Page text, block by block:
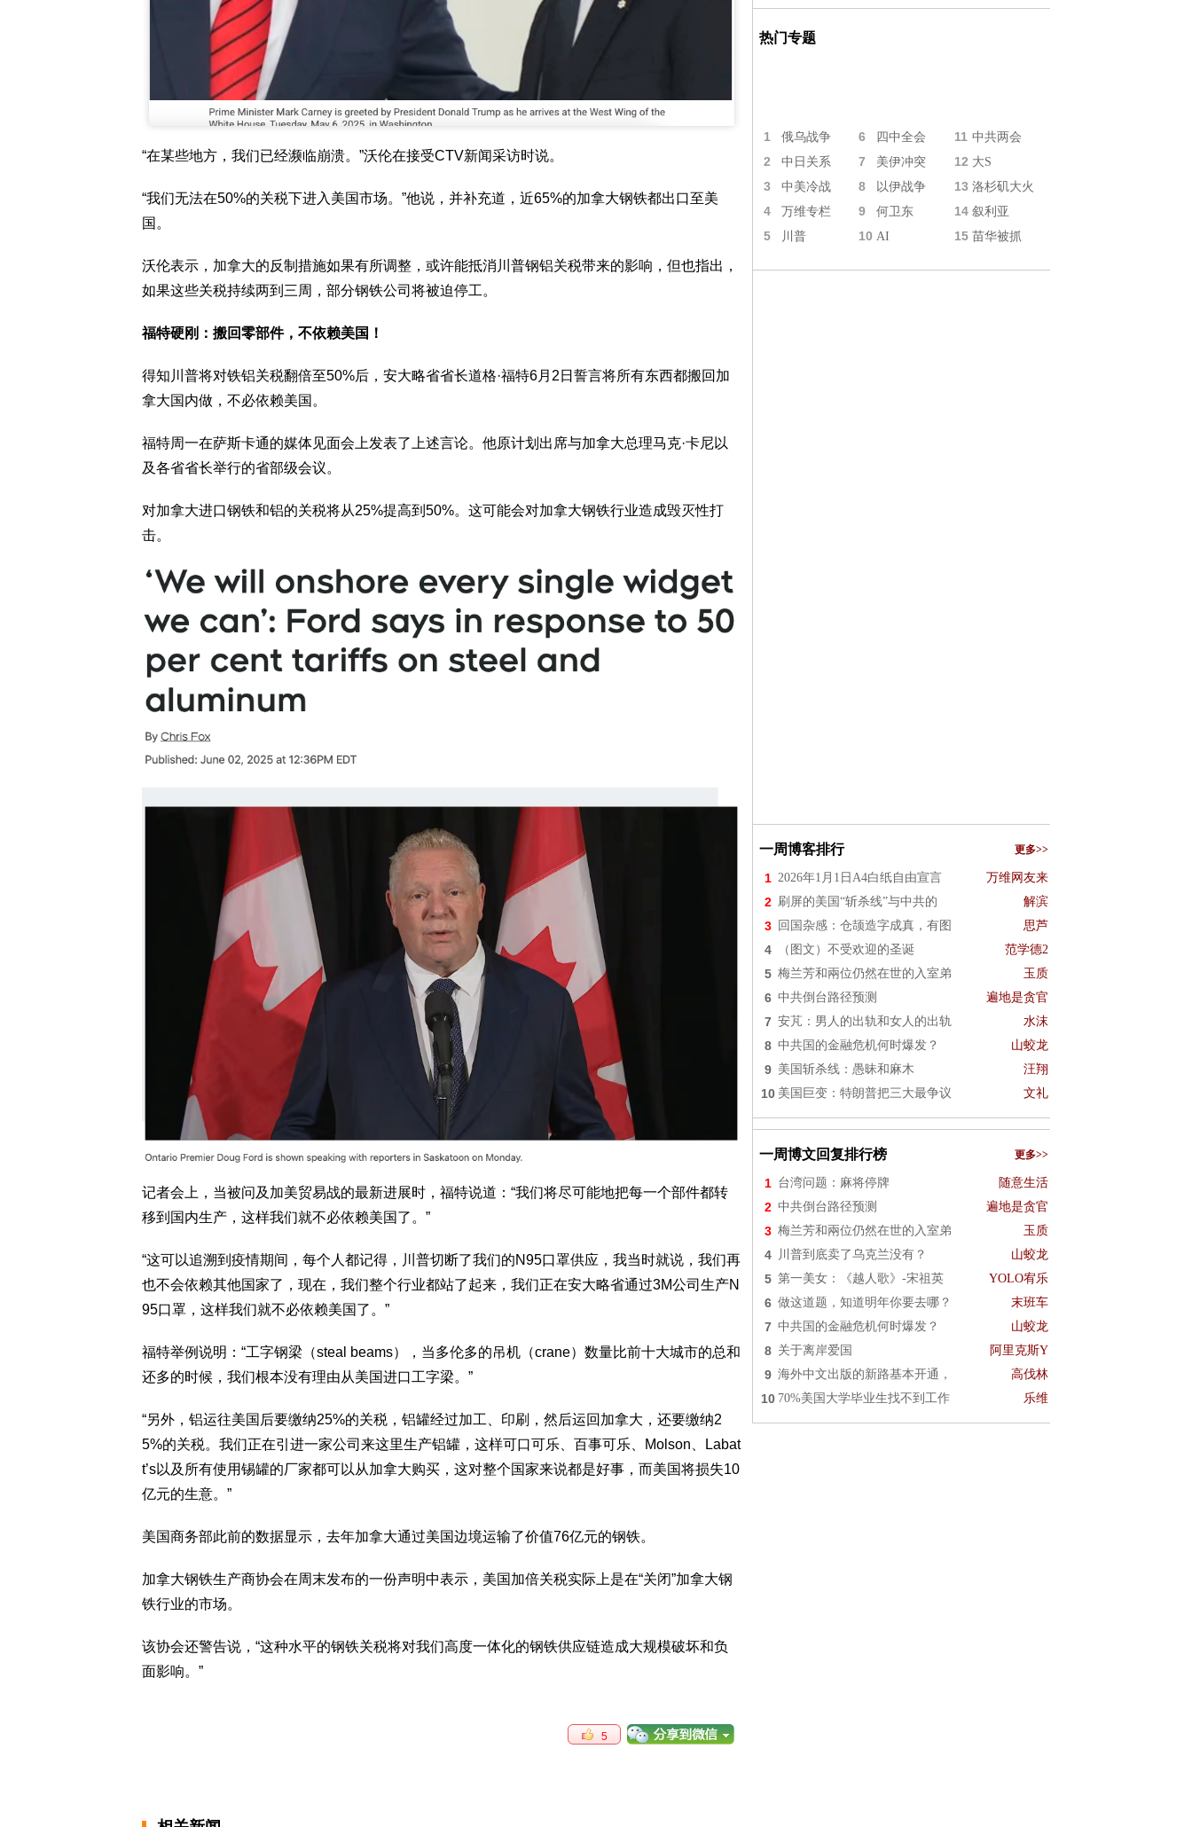
“在某些地方，我们已经濒临崩溃。”沃伦在接受CTV新闻采访时说。
“我们无法在50%的关税下进入美国市场。”他说，并补充道，近65%的加拿大钢铁都出口至美
国。
沃伦表示，加拿大的反制措施如果有所调整，或许能抵消川普钢铝关税带来的影响，但也指出，
如果这些关税持续两到三周，部分钢铁公司将被迫停工。
福特硬刚：搬回零部件，不依赖美国！
得知川普将对铁铝关税翻倍至50%后，安大略省省长道格·福特6月2日誓言将所有东西都搬回加
拿大国内做，不必依赖美国。
福特周一在萨斯卡通的媒体见面会上发表了上述言论。他原计划出席与加拿大总理马克·卡尼以
及各省省长举行的省部级会议。
对加拿大进口钢铁和铝的关税将从25%提高到50%。这可能会对加拿大钢铁行业造成毁灭性打
击。
记者会上，当被问及加美贸易战的最新进展时，福特说道：“我们将尽可能地把每一个部件都转
移到国内生产，这样我们就不必依赖美国了。”
“这可以追溯到疫情期间，每个人都记得，川普切断了我们的N95口罩供应，我当时就说，我们再
也不会依赖其他国家了，现在，我们整个行业都站了起来，我们正在安大略省通过3M公司生产N
95口罩，这样我们就不必依赖美国了。”
福特举例说明：“工字钢梁（steal beams），当多伦多的吊机（crane）数量比前十大城市的总和
还多的时候，我们根本没有理由从美国进口工字梁。”
“另外，铝运往美国后要缴纳25%的关税，铝罐经过加工、印刷，然后运回加拿大，还要缴纳2
5%的关税。我们正在引进一家公司来这里生产铝罐，这样可口可乐、百事可乐、Molson、Labat
t’s以及所有使用锡罐的厂家都可以从加拿大购买，这对整个国家来说都是好事，而美国将损失10
亿元的生意。”
美国商务部此前的数据显示，去年加拿大通过美国边境运输了价值76亿元的钢铁。
加拿大钢铁生产商协会在周末发布的一份声明中表示，美国加倍关税实际上是在“关闭”加拿大钢
铁行业的市场。
该协会还警告说，“这种水平的钢铁关税将对我们高度一体化的钢铁供应链造成大规模破坏和负
面影响。”
5
热门专题
1 俄乌战争 6 四中全会 11 中共两会
2 中日关系 7 美伊冲突 12 大S
3 中美冷战 8 以伊战争 13 洛杉矶大火
4 万维专栏 9 何卫东 14 叙利亚
5 川普 10 AI 15 苗华被抓
一周博客排行 更多>>
1 2026年1月1日A4白纸自由宣言 万维网友来
2 刷屏的美国“斩杀线”与中共的 解滨
3 回国杂感：仓颉造字成真，有图 思芦
4 （图文）不受欢迎的圣诞 范学德2
5 梅兰芳和兩位仍然在世的入室弟 玉质
6 中共倒台路径预测 遍地是贪官
7 安芃：男人的出轨和女人的出轨 水沫
8 中共国的金融危机何时爆发？ 山蛟龙
9 美国斩杀线：愚昧和麻木 汪翔
10 美国巨变：特朗普把三大最争议 文礼
一周博文回复排行榜 更多>>
1 台湾问题：麻将停牌 随意生活
2 中共倒台路径预测 遍地是贪官
3 梅兰芳和兩位仍然在世的入室弟 玉质
4 川普到底卖了乌克兰没有？ 山蛟龙
5 第一美女：《越人歌》-宋祖英 YOLO宥乐
6 做这道题，知道明年你要去哪？ 末班车
7 中共国的金融危机何时爆发？ 山蛟龙
8 关于离岸爱国 阿里克斯Y
9 海外中文出版的新路基本开通， 高伐林
10 70%美国大学毕业生找不到工作 乐维